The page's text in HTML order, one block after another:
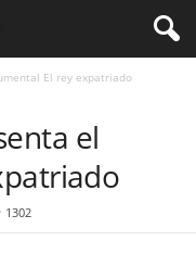
El rey expatriado
el
1302